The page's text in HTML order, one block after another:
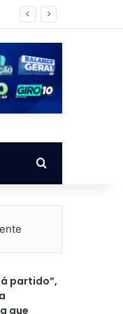
Procurar por
partido”,
que